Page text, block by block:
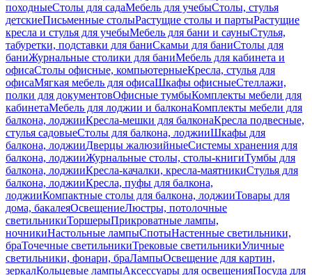
походныеСтолы для садаМебель для учебыСтолы, стулья
детскиеПисьменные столыРастущие столы и партыРастущие
кресла и стулья для учебыМебель для бани и сауныСтулья,
табуретки, подставки для баниСкамьи для баниСтолы для
баниЖурнальные столики для баниМебель для кабинета и
офисаСтолы офисные, компьютерныеКресла, стулья для
офисаМягкая мебель для офисаШкафы офисныеСтеллажи,
полки для документовОфисные тумбыКомплекты мебели для
кабинетаМебель для лоджии и балконаКомплекты мебели для
балкона, лоджииКресла-мешки для балконаКресла подвесные,
стулья садовыеСтолы для балкона, лоджииШкафы для
балкона, лоджииДверцы жалюзийныеСистемы хранения для
балкона, лоджииЖурнальные столы, столы-книгиТумбы для
балкона, лоджииКресла-качалки, кресла-маятникиСтулья для
балкона, лоджииКресла, пуфы для балкона,
лоджииКомпактные столы для балкона, лоджииТовары для
дома, бакалеяОсвещениеЛюстры, потолочные
светильникиТоршерыПрикроватные лампы,
ночникиНастольные лампыСпотыНастенные светильники,
браТочечные светильникиТрековые светильникиУличные
светильники, фонари, браЛампыОсвещение для картин,
зеркалКольцевые лампыАксессуары для освещенияПосуда для